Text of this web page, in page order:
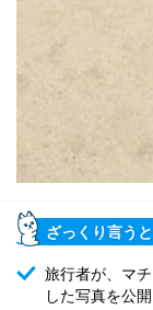
ざっくり言うと
旅行者が、マ
した写真を公開